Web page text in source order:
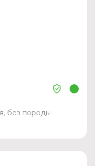
без породы